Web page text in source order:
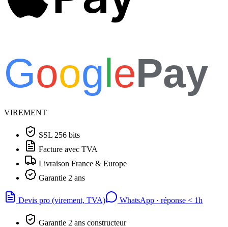
GooglePay
VIREMENT
SSL 256 bits
Facture avec TVA
Livraison France & Europe
Garantie 2 ans
Devis pro (virement, TVA) WhatsApp · réponse < 1h
Garantie 2 ans constructeur